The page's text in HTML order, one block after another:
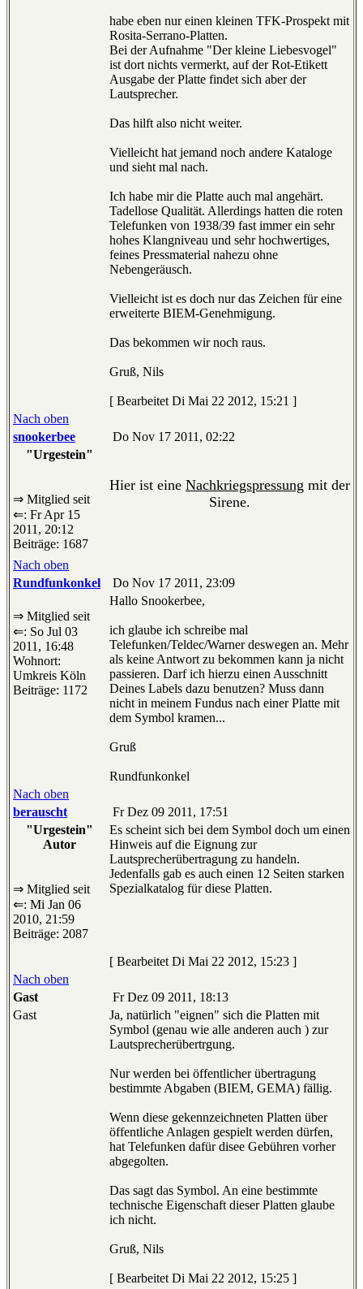
habe eben nur einen kleinen TFK-Prospekt mit
Rosita-Serrano-Platten.
Bei der Aufnahme "Der kleine Liebesvogel"
ist dort nichts vermerkt, auf der Rot-Etikett
Ausgabe der Platte findet sich aber der
Lautsprecher.
Das hilft also nicht weiter.
Vielleicht hat jemand noch andere Kataloge
und sieht mal nach.
Ich habe mir die Platte auch mal angehärt.
Tadellose Qualität. Allerdings hatten die roten
Telefunken von 1938/39 fast immer ein sehr
hohes Klangniveau und sehr hochwertiges,
feines Pressmaterial nahezu ohne
Nebengeräusch.
Vielleicht ist es doch nur das Zeichen für eine
erweiterte BIEM-Genehmigung.
Das bekommen wir noch raus.
Gruß, Nils
[ Bearbeitet Di Mai 22 2012, 15:21 ]
Nach oben
snookerbee
Do Nov 17 2011, 02:22
"Urgestein"
⇒ Mitglied seit
⇐: Fr Apr 15
2011, 20:12
Beiträge: 1687
Hier ist eine Nachkriegspressung mit der
Sirene.
Nach oben
Rundfunkonkel
Do Nov 17 2011, 23:09
⇒ Mitglied seit
⇐: So Jul 03
2011, 16:48
Wohnort:
Umkreis Köln
Beiträge: 1172
Hallo Snookerbee,
ich glaube ich schreibe mal
Telefunken/Teldec/Warner deswegen an. Mehr
als keine Antwort zu bekommen kann ja nicht
passieren. Darf ich hierzu einen Ausschnitt
Deines Labels dazu benutzen? Muss dann
nicht in meinem Fundus nach einer Platte mit
dem Symbol kramen...
Gruß
Rundfunkonkel
Nach oben
berauscht
Fr Dez 09 2011, 17:51
"Urgestein"
Autor
⇒ Mitglied seit
⇐: Mi Jan 06
2010, 21:59
Beiträge: 2087
Es scheint sich bei dem Symbol doch um einen
Hinweis auf die Eignung zur
Lautsprecherübertragung zu handeln.
Jedenfalls gab es auch einen 12 Seiten starken
Spezialkatalog für diese Platten.
[ Bearbeitet Di Mai 22 2012, 15:23 ]
Nach oben
Gast
Fr Dez 09 2011, 18:13
Gast
Ja, natürlich "eignen" sich die Platten mit
Symbol (genau wie alle anderen auch ) zur
Lautsprecherübertrgung.
Nur werden bei öffentlicher übertragung
bestimmte Abgaben (BIEM, GEMA) fällig.
Wenn diese gekennzeichneten Platten über
öffentliche Anlagen gespielt werden dürfen,
hat Telefunken dafür disee Gebühren vorher
abgegolten.
Das sagt das Symbol. An eine bestimmte
technische Eigenschaft dieser Platten glaube
ich nicht.
Gruß, Nils
[ Bearbeitet Di Mai 22 2012, 15:25 ]